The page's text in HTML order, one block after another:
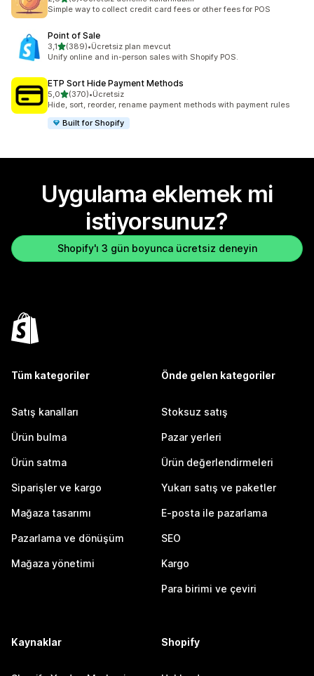
toplam 3 değerlendirme
Simple way to collect credit card fees or other fees for POS
Point of Sale
3,15 yıldız üzerinden
(389)
toplam 389 değerlendirme
•Ücretsiz plan mevcut
Unify online and in-person sales with Shopify POS.
ETP Sort Hide Payment Methods
5,05 yıldız üzerinden
(370)
toplam 370 değerlendirme
•Ücretsiz
Hide, sort, reorder, rename payment methods with payment rules
Built for Shopify
Uygulama eklemek mi
istiyorsunuz?
Shopify'ı 3 gün boyunca ücretsiz deneyin
Tüm kategoriler
Satış kanalları
Ürün bulma
Ürün satma
Siparişler ve kargo
Mağaza tasarımı
Pazarlama ve dönüşüm
Mağaza yönetimi
Önde gelen kategoriler
Stoksuz satış
Pazar yerleri
Ürün değerlendirmeleri
Yukarı satış ve paketler
E-posta ile pazarlama
SEO
Kargo
Para birimi ve çeviri
Kaynaklar Shopify